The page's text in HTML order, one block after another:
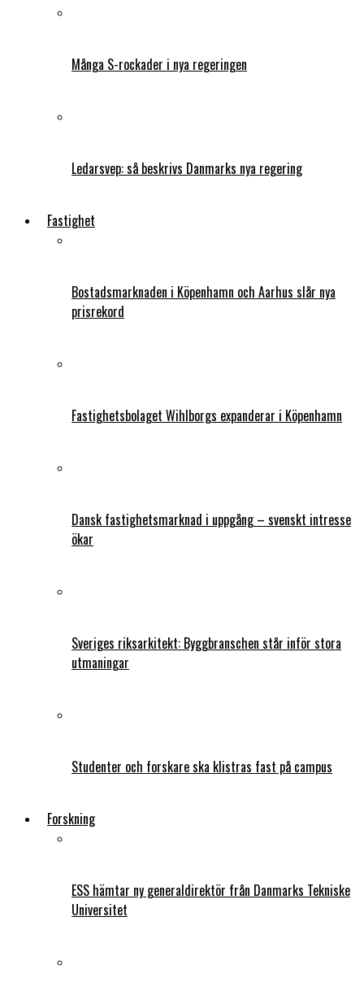
Många S-rockader i nya regeringen
Ledarsvep: så beskrivs Danmarks nya regering
Fastighet
Bostadsmarknaden i Köpenhamn och Aarhus slår nya
prisrekord
Fastighetsbolaget Wihlborgs expanderar i Köpenhamn
Dansk fastighetsmarknad i uppgång – svenskt intresse
ökar
Sveriges riksarkitekt: Byggbranschen står inför stora
utmaningar
Studenter och forskare ska klistras fast på campus
Forskning
ESS hämtar ny generaldirektör från Danmarks Tekniske
Universitet